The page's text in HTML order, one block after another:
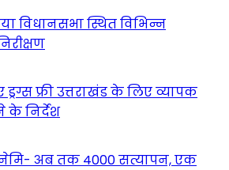
विधानसभा स्थित विभिन्न
ड्रग्स फ्री उत्तराखंड के लिए व्यापक
के निर्देश
अब तक 4000 सत्यापन, एक